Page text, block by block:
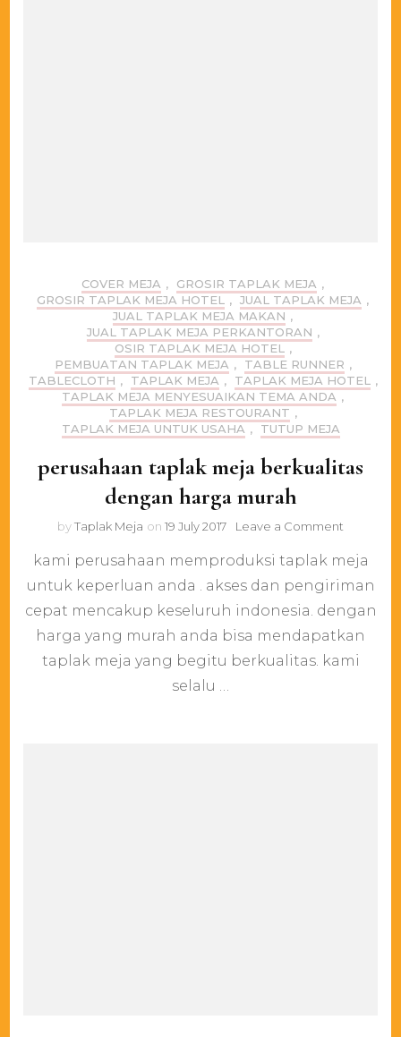
COVER MEJA , GROSIR TAPLAK MEJA ,
GROSIR TAPLAK MEJA HOTEL
, JUAL TAPLAK MEJA ,
JUAL TAPLAK MEJA MAKAN ,
JUAL TAPLAK MEJA PERKANTORAN ,
OSIR TAPLAK MEJA HOTEL
,
PEMBUATAN TAPLAK MEJA , TABLE RUNNER ,
TABLECLOTH , TAPLAK MEJA , TAPLAK MEJA HOTEL
,
TAPLAK MEJA MENYESUAIKAN TEMA ANDA ,
TAPLAK MEJA RESTOURANT ,
TAPLAK MEJA UNTUK USAHA , TUTUP MEJA
perusahaan taplak meja berkualitas
dengan harga murah
byTaplak Meja on 19 July 2017 Leave a Comment
taplak
dengan
harga
kami perusahaan memproduksi taplak meja
untuk keperluan anda . akses dan pengiriman
cepat mencakup keseluruh indonesia. dengan
harga yang murah anda bisa mendapatkan
taplak meja yang begitu berkualitas. kami
selalu …